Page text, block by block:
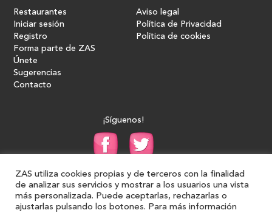
Restaurantes
Iniciar sesión
Registro
Forma parte de ZAS
Únete
Sugerencias
Contacto
Aviso legal
Política de Privacidad
Política de cookies
¡Síguenos!
ZAS utiliza cookies propias y de terceros con la finalidad
de analizar sus servicios y mostrar a los usuarios una vista
más personalizada. Puede aceptarlas, rechazarlas o
ajustarlas pulsando los botones. Para más información